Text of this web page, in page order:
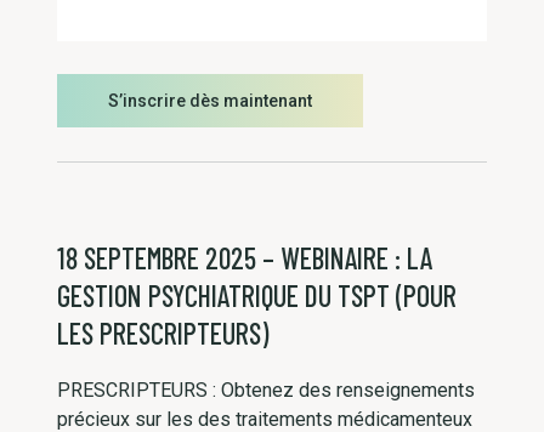
S’inscrire dès maintenant
18 SEPTEMBRE 2025 – WEBINAIRE : LA
GESTION PSYCHIATRIQUE DU TSPT (POUR
LES PRESCRIPTEURS)
PRESCRIPTEURS : Obtenez des renseignements
précieux sur les des traitements médicamenteux